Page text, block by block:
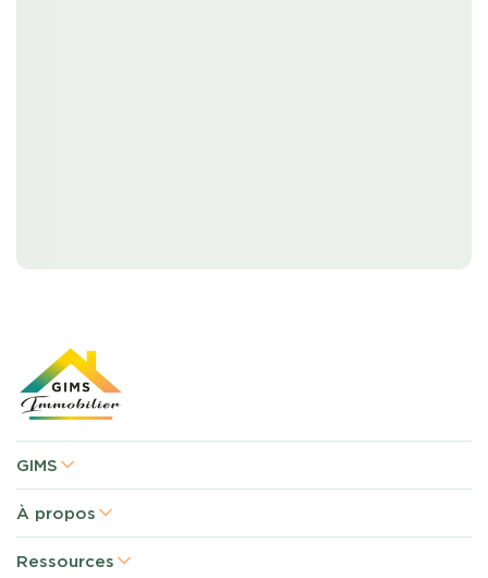
GIMS
À propos
Ressources